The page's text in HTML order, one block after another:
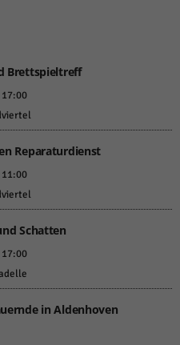
Brettspieltreff
17:00
Reparaturdienst
11:00
Schatten
17:00
in Aldenhoven